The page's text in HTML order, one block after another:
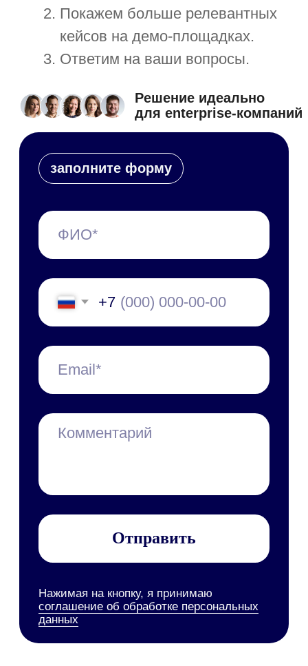
+7 495 660-38-09
Контакты
«Первая Форма»
Политика конфиденциальности
Новости и статьи
Информация на сайте 1forma.ru носит
характер и не является публичной